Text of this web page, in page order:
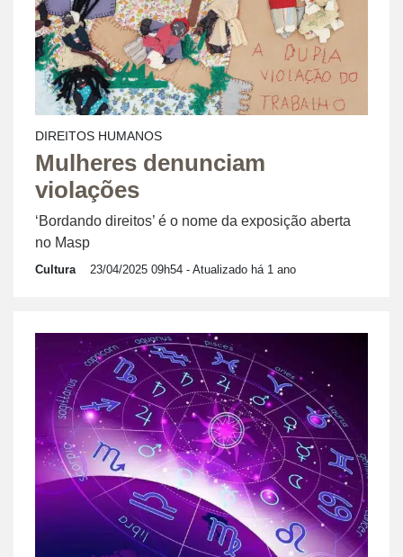
DIREITOS HUMANOS
Mulheres denunciam
violações
‘Bordando direitos’ é o nome da exposição aberta
no Masp
Cultura 23/04/2025 09h54 - Atualizado há 1 ano